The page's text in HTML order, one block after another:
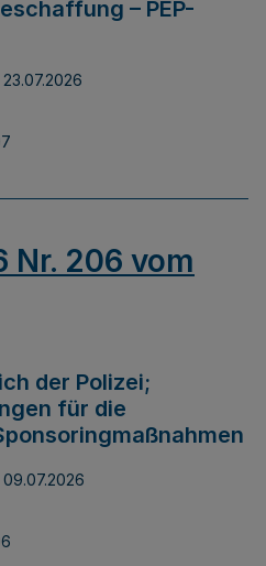
– PEP-
23.07.2026
Nr. 206 vom
der Polizei;
für die
09.07.2026